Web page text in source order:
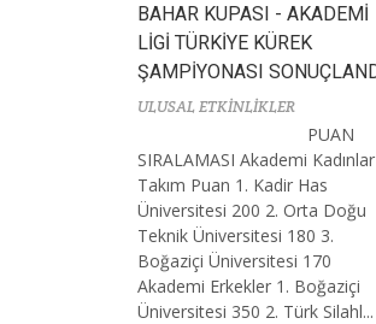
BAHAR KUPASI - AKADEMİ
LİGİ TÜRKİYE KÜREK
ŞAMPİYONASI
ULUSAL ETKİNLİKLER
PUAN
SIRALAMASI Akademi Kadınlar
Takım Puan 1. Kadir Has
Üniversitesi 200 2. Orta Doğu
Teknik Üniversitesi 180 3.
Boğaziçi Üniversitesi 170
Akademi Erkekler 1. Boğaziçi
Üniversitesi 350 2. Türk Silahl...